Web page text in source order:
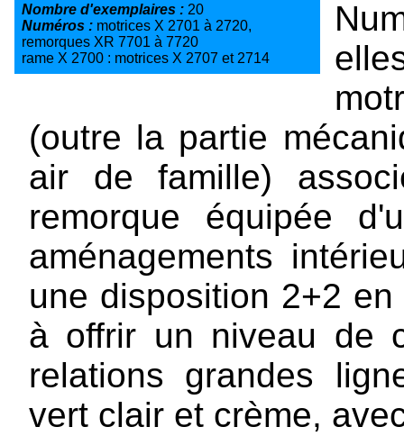
Nombre d'exemplaires : 20
Numéros : motrices X 2701 à 2720,
remorques XR 7701 à 7720
rame X 2700 : motrices X 2707 et 2714
(outre la partie
air de famille)
remorque équipée
aménagements
une disposition 2+2
à offrir un niveau de
relations grandes
vert clair et crème,